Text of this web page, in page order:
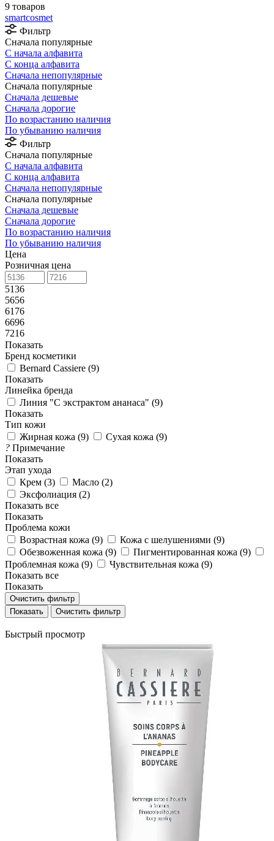
9 товаров
smartcosmet
Фильтр
Сначала популярные
С начала алфавита
С конца алфавита
Сначала непопулярные
Сначала популярные
Сначала дешевые
Сначала дорогие
По возрастанию наличия
По убыванию наличия
Фильтр
Сначала популярные
С начала алфавита
С конца алфавита
Сначала непопулярные
Сначала популярные
Сначала дешевые
Сначала дорогие
По возрастанию наличия
По убыванию наличия
Цена
Розничная цена
5136
5656
6176
6696
7216
Показать
Бренд косметики
Bernard Cassiere (9)
Показать
Линейка бренда
Линия "С экстрактом ананаса" (9)
Показать
Тип кожи
Жирная кожа (9) Сухая кожа (9)
? Примечание
Показать
Этап ухода
Крем (3) Масло (2)
Эксфолиация (2)
Показать все
Показать
Проблема кожи
Возрастная кожа (9) Кожа с шелушениями (9)
Обезвоженная кожа (9) Пигментированная кожа (9)
Проблемная кожа (9) Чувствительная кожа (9)
Показать все
Показать
Очистить фильтр
Очистить фильтр
Быстрый просмотр